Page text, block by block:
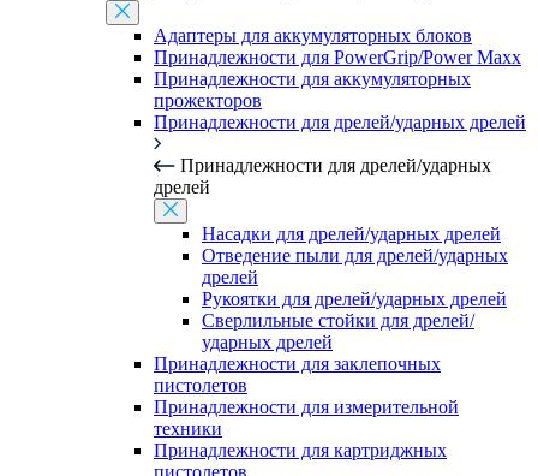
Адаптеры для аккумуляторных блоков
Принадлежности для PowerGrip/Power Maxx
Принадлежности для аккумуляторных
прожекторов
Принадлежности для дрелей/ударных дрелей
Принадлежности для дрелей/ударных
дрелей
Насадки для дрелей/ударных дрелей
Отведение пыли для дрелей/ударных
дрелей
Рукоятки для дрелей/ударных дрелей
Сверлильные стойки для дрелей/
ударных дрелей
Принадлежности для заклепочных
пистолетов
Принадлежности для измерительной
техники
Принадлежности для картриджных
пистолетов